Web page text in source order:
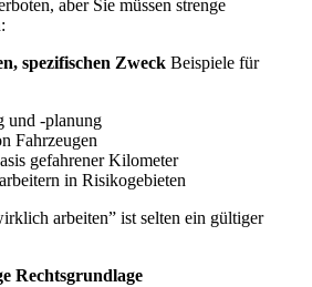
aber Sie müssen strenge
spezifischen Zweck Beispiele für
und -planung
Fahrzeugen
gefahrener Kilometer
in Risikogebieten
arbeiten” ist selten ein gültiger
Rechtsgrundlage